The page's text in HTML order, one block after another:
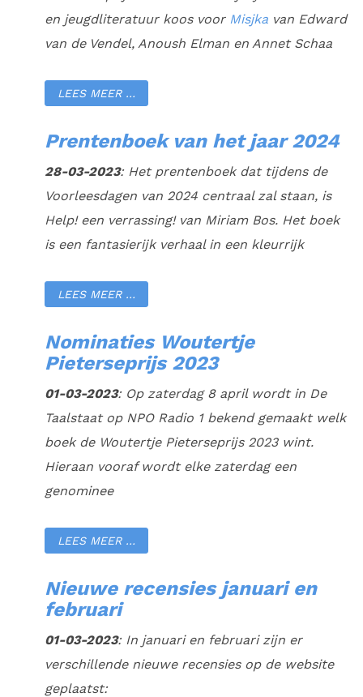
en jeugdliteratuur koos voor Misjka van Edward
van de Vendel, Anoush Elman en Annet Schaa
LEES MEER …
Prentenboek van het jaar 2024
28-03-2023: Het prentenboek dat tijdens de
Voorleesdagen van 2024 centraal zal staan, is
Help! een verrassing!van Miriam Bos. Het boek
is een fantasierijk verhaal in een kleurrijk
LEES MEER …
Nominaties Woutertje
Pieterseprijs 2023
01-03-2023: Op zaterdag 8 april wordt in De
Taalstaat op NPO Radio 1 bekend gemaakt welk
boek de Woutertje Pieterseprijs 2023 wint.
Hieraan vooraf wordt elke zaterdag een
genominee
LEES MEER …
Nieuwe recensies januari en
februari
01-03-2023: In januari en februari zijn er
verschillende nieuwe recensies op de website
geplaatst: